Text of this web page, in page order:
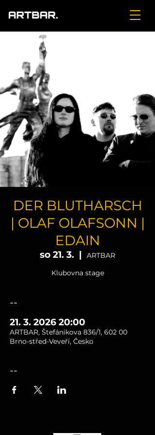
DER BLUTHARSCH
| OLAF OLAFSONN |
EDAIN
so 21. 3.
  |
ARTBAR
Klubovna stage
--
21. 3. 2026 20:00
ARTBAR, Štefánikova 836/1, 602 00
Brno-střed-Veveří, Česko
--